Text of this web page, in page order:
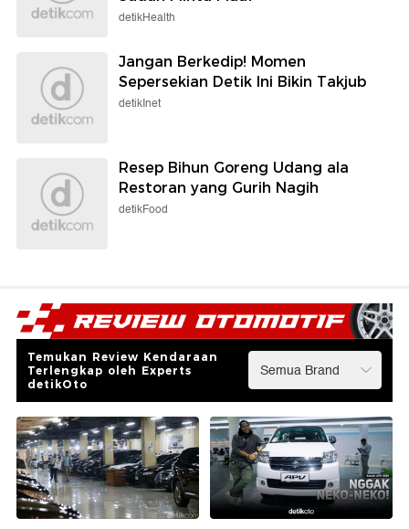
detikHealth
Jangan Berkedip! Momen
Sepersekian Detik Ini Bikin Takjub
detikInet
Resep Bihun Goreng Udang ala
Restoran yang Gurih Nagih
detikFood
Temukan Review Kendaraan
Terlengkap oleh Experts
detikOto